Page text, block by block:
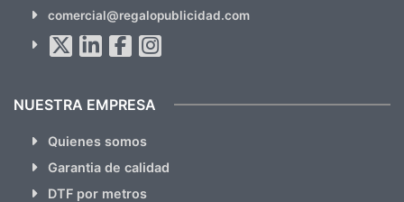
hacemos Spam)
comercial@regalopublicidad.com
NUESTRA EMPRESA
Quienes somos
Garantia de calidad
DTF por metros